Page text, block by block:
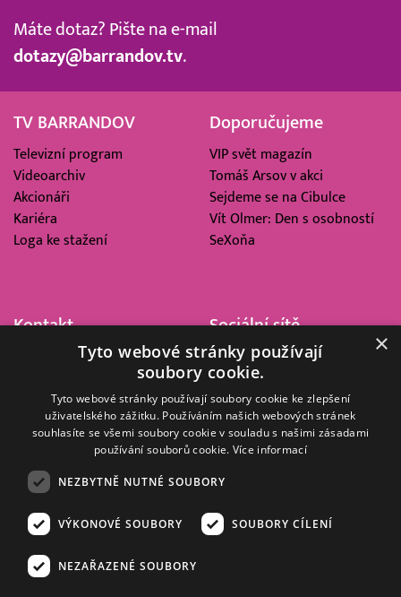
Máte dotaz? Pište na e-mail
dotazy@barrandov.tv.
TV BARRANDOV
Televizní program
Videoarchiv
Akcionáři
Kariéra
Loga ke stažení
Doporučujeme
VIP svět magazín
Tomáš Arsov v akci
Sejdeme se na Cibulce
Vít Olmer: Den s osobností
SeXoňa
Kontakt
Barrandov Televizní Studio,
Kříženeckého nám. 322
152 00 Praha 5
IČ 416 93 311
Sociální sítě
© 2008–2026 EMPRESA MEDIA, a.s. Všechna práva vyhrazena.
Zásady ochrany osobních a dalších zpracovávaných údajů
×
Tyto webové stránky používají
soubory cookie.
Tyto webové stránky používají soubory cookie ke zlepšení
uživatelského zážitku. Používáním našich webových stránek
souhlasíte se všemi soubory cookie v souladu s našimi zásadami
používání souborů cookie. Více informací
NEZBYTNĚ NUTNÉ SOUBORY
VÝKONOVÉ SOUBORY SOUBORY CÍLENÍ
NEZAŘAZENÉ SOUBORY